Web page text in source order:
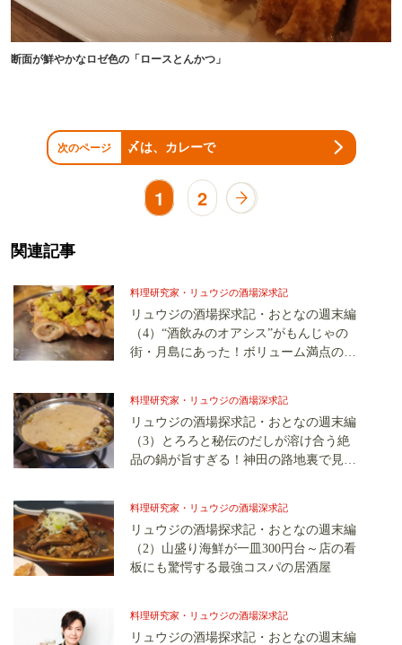
断面が鮮やかなロゼ色の「ロースとんかつ」
次のページ 〆は、カレーで
1 2
関連記事
料理研究家・リュウジの酒場深求記
リュウジの酒場探求記・おとなの週末編
（4）“酒飲みのオアシス”がもんじゃの
街・月島にあった！ボリューム満点の炭
料理研究家・リュウジの酒場深求記
リュウジの酒場探求記・おとなの週末編
（3）とろろと秘伝のだしが溶け合う絶
品の鍋が旨すぎる！神田の路地裏で見つ
料理研究家・リュウジの酒場深求記
リュウジの酒場探求記・おとなの週末編
（2）山盛り海鮮が一皿300円台～店の看
板にも驚愕する最強コスパの居酒屋
料理研究家・リュウジの酒場深求記
リュウジの酒場探求記・おとなの週末編